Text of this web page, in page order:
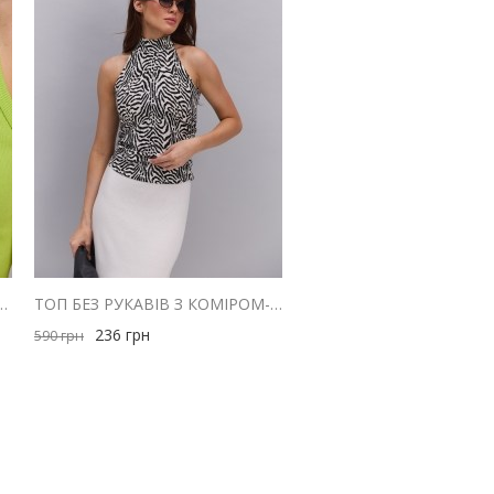
ЗЕЛЕНОГО КОЛЬОРУ ТОП БЕЗ РУКАВІВ З КОМІРОМ-СТІЙКОЮ МОЛОЧНИЙ З АНІМАЛІСТИЧНИМ ПРИНТОМ
590грн 236 грн